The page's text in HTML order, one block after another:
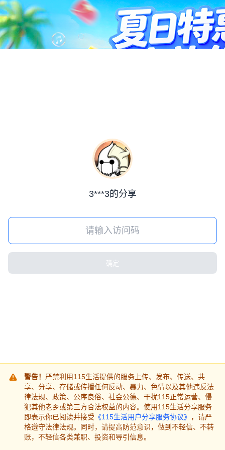
3***3的分享
确定
警告！ 严禁利用115生活提供的服务上传、发布、传送、共
享、分享、存储或传播任何反动、暴力、色情以及其他违反法
律法规、政策、公序良俗、社会公德、干扰115正常运营、侵
犯其他老乡或第三方合法权益的内容。使用115生活分享服务
即表示你已阅读并接受 《115生活用户分享服务协议》 ，请严
格遵守法律法规。同时，请提高防范意识，做到不轻信、不转
账，不轻信各类兼职、投资和导引信息。